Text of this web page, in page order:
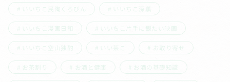
いいちこ民陶くろびん いいちこ深薫
いいちこ漫画日和 いいちこ片手に観たい映画
いいちこ空山独酌 いい茶こ お取り寄せ
お茶割り お酒と健康 お酒の基礎知識